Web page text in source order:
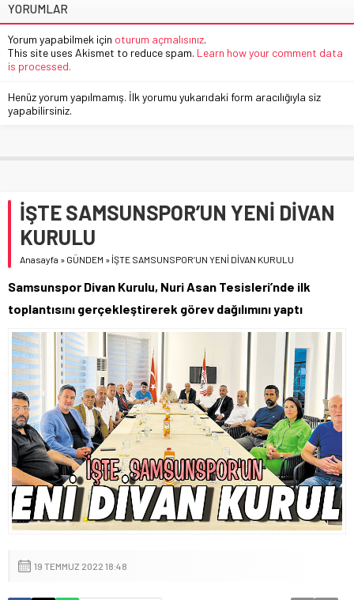
YORUMLAR
Yorum yapabilmek için oturum açmalısınız.
This site uses Akismet to reduce spam. Learn how your comment data
is processed.
Henüz yorum yapılmamış. İlk yorumu yukarıdaki form aracılığıyla siz
yapabilirsiniz.
İŞTE SAMSUNSPOR’UN YENİ DİVAN
KURULU
Anasayfa » GÜNDEM » İŞTE SAMSUNSPOR’UN YENİ DİVAN KURULU
Samsunspor Divan Kurulu, Nuri Asan Tesisleri’nde ilk
toplantısını gerçekleştirerek görev dağılımını yaptı
19 TEMMUZ 2022 18:48